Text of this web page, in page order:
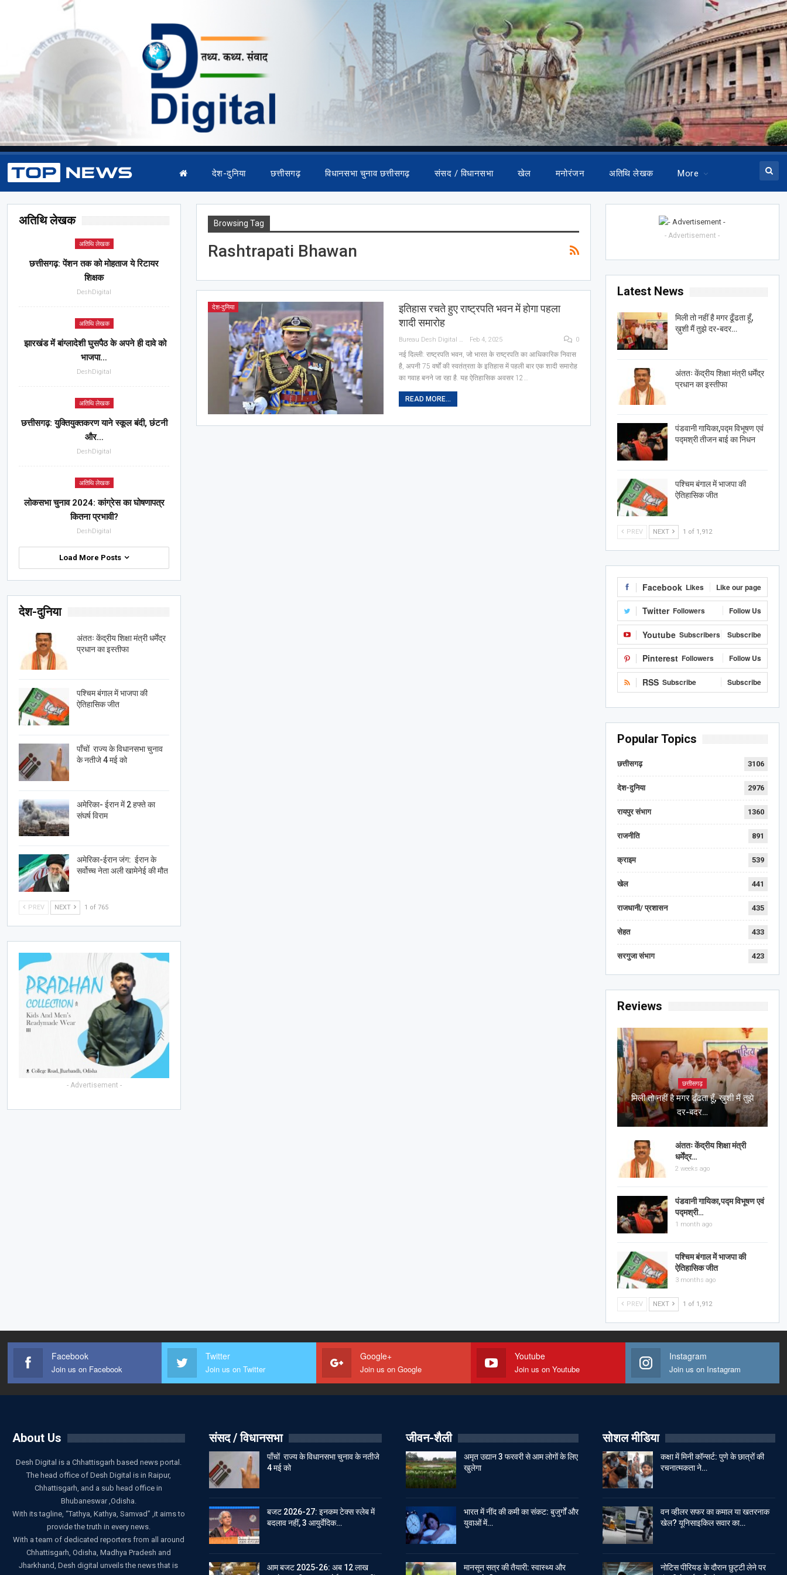
देश-दुनिया छत्तीसगढ़ विधानसभा चुनाव छत्तीसगढ़ संसद / विधानसभा खेल मनोरंजन अतिथि लेखक More
Browsing Tag
Rashtrapati Bhawan
देश-दुनिया
इतिहास रचते हुए राष्ट्रपति भवन में होगा पहला
शादी समारोह
Bureau Desh Digital Feb 4, 2025 0
नई दिल्ली: राष्ट्रपति भवन, जो भारत के राष्ट्रपति का आधिकारिक निवास
है, अपनी 75 वर्षों की स्वतंत्रता के इतिहास में पहली बार एक शादी समारोह
का गवाह बनने जा रहा है. यह ऐतिहासिक अवसर 12…
READ MORE...
- Advertisement -
Latest News
मिली तो नहीं है मगर ढूँढता हूँ,
ख़ुशी मैं तुझे दर-बदर…
अंततः केंद्रीय शिक्षा मंत्री धर्मेंद्र
प्रधान का इस्तीफा
पंडवानी गायिका,पद्म विभूषण एवं
पद्मश्री तीजन बाई का निधन
पश्चिम बंगाल में भाजपा की
ऐतिहासिक जीत
PREV NEXT 1 of 1,912
Facebook Likes Like our page
Twitter Followers Follow Us
Youtube Subscribers Subscribe
Pinterest Followers Follow Us
RSS Subscribe Subscribe
Popular Topics
छत्तीसगढ़ 3106
देश-दुनिया 2976
रायपुर संभाग 1360
राजनीति 891
क्राइम 539
खेल 441
राजधानी/ प्रशासन 435
सेहत 433
सरगुजा संभाग 423
Reviews
छत्तीसगढ़
मिली तो नहीं है मगर ढूँढता हूँ, ख़ुशी मैं तुझे
दर-बदर…
अंततः केंद्रीय शिक्षा मंत्री
धर्मेंद्र…
2 weeks ago
पंडवानी गायिका,पद्म विभूषण एवं
पद्मश्री…
1 month ago
पश्चिम बंगाल में भाजपा की
ऐतिहासिक जीत
3 months ago
PREV NEXT 1 of 1,912
अतिथि लेखक
अतिथि लेखक
छत्तीसगढ़: पेंशन तक को मोहताज ये रिटायर
शिक्षक
DeshDigital
अतिथि लेखक
झारखंड में बांग्लादेशी घुसपैठ के अपने ही दावे को
भाजपा…
DeshDigital
अतिथि लेखक
छत्तीसगढ़: युक्तियुक्तकरण याने स्कूल बंदी, छंटनी
और…
DeshDigital
अतिथि लेखक
लोकसभा चुनाव 2024: कांग्रेस का घोषणापत्र
कितना प्रभावी?
DeshDigital
Load More Posts
देश-दुनिया
अंततः केंद्रीय शिक्षा मंत्री धर्मेंद्र
प्रधान का इस्तीफा
पश्चिम बंगाल में भाजपा की
ऐतिहासिक जीत
पाँचों राज्य के विधानसभा चुनाव
के नतीजे 4 मई को
अमेरिका- ईरान में 2 हफ्ते का
संघर्ष विराम
अमेरिका-ईरान जंग: ईरान के
सर्वोच्च नेता अली खामेनेई की मौत
PREV NEXT 1 of 765
- Advertisement -
Facebook
Join us on Facebook
Twitter
Join us on Twitter
Google+
Join us on Google
Youtube
Join us on Youtube
Instagram
Join us on Instagram
About Us
Desh Digital is a Chhattisgarh based news portal.
The head office of Desh Digital is in Raipur,
Chhattisgarh, and a sub head office in
Bhubaneswar ,Odisha.
With its tagline, “Tathya, Kathya, Samvad” ,it aims to
provide the truth in every news.
With a team of dedicated reporters from all around
Chhattisgarh, Odisha, Madhya Pradesh and
Jharkhand, Desh digital unveils the news that is
संसद / विधानसभा
पाँचों राज्य के विधानसभा चुनाव के नतीजे
4 मई को
बजट 2026-27: इनकम टेक्स स्लेब में
बदलाव नहीं, 3 आयुर्वेदिक…
आम बजट 2025-26: अब 12 लाख
जीवन-शैली
अमृत उद्यान 3 फरवरी से आम लोगों के लिए
खुलेगा
भारत में नींद की कमी का संकट: बुजुर्गों और
युवाओं में…
मानसून सत्र की तैयारी: स्वास्थ्य और
सोशल मीडिया
कक्षा में मिनी कॉन्सर्ट: पुणे के छात्रों की
रचनात्मकता ने…
वन व्हीलर सफर का कमाल या खतरनाक
खेल? यूनिसाइकिल सवार का…
नोटिस पीरियड के दौरान छुट्टी लेने पर